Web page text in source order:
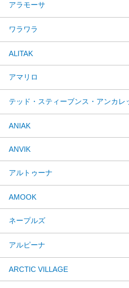
アラモーサ
ワラワラ
ALITAK
アマリロ
テッド・スティーブンス・アンカレ
ANIAK
ANVIK
アルトゥーナ
AMOOK
ネープルズ
アルピーナ
ARCTIC VILLAGE